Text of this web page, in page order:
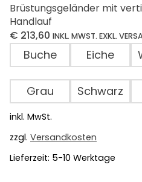
Brüstungsgeländer mit
Handlauf
€ 213,60 INKL. MWST. EXKL.
Buche Eiche
Grau Schwarz
inkl. MwSt.
zzgl. Versandkosten
Lieferzeit: 5-10 Werktage